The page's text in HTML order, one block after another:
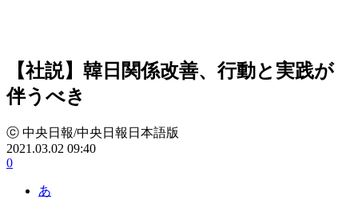
【社説】韓日関係改善、行動と実践が
伴うべき
ⓒ 中央日報/中央日報日本語版
2021.03.02 09:40
0
あ